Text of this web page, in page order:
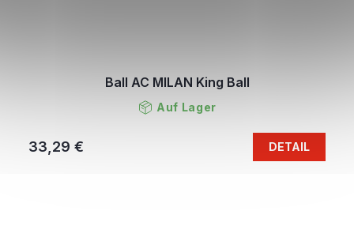
Ball AC MILAN King Ball
Auf Lager
33,29 € DETAIL